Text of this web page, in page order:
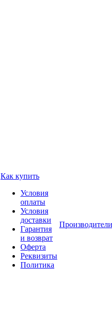
Как купить
Условия
оплаты
Условия
доставки
Гарантия
и возврат
Оферта
Реквизиты
Политика
Производители